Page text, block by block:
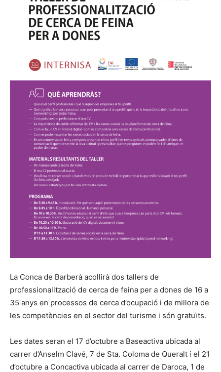
La Conca de Barberà acollirà dos tallers de
professionalització de cerca de feina per a dones de 16 a
35 anys en processos de cerca d’ocupació i de millora de
les competències en el sector del turisme i són gratuïts.
Les dates seran el 17 d’octubre a Baseactiva ubicada al
carrer d’Anselm Clavé, 7 de Sta. Coloma de Queralt i el 21
d’octubre a Concactiva ubicada al carrer de Daroca, 1 de